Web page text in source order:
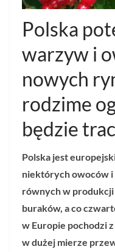
Polska
warzyw i
nowych
rodzime
będzie
Polska jest
niektórych owoców i
równych w
buraków, a co
w Europie pochodzi
w dużej mierze